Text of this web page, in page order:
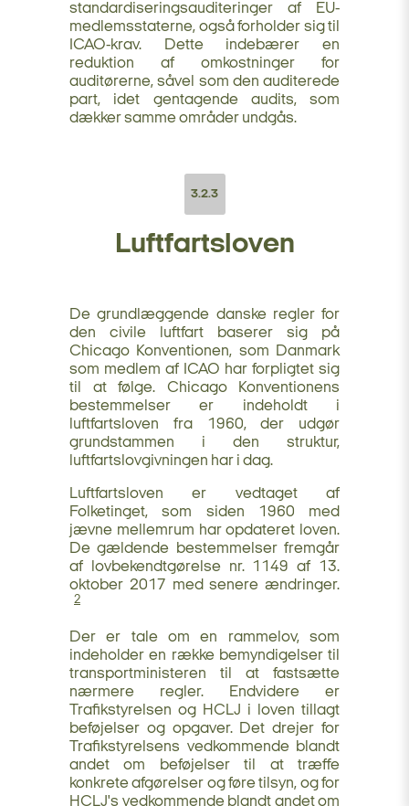
standardiseringsauditeringer af EU-
medlemsstaterne, også forholder sig til
ICAO-krav. Dette indebærer en
reduktion af omkostninger for
auditørerne, såvel som den auditerede
part, idet gentagende audits, som
dækker samme områder undgås.
3.2.3
Luftfartsloven
De grundlæggende danske regler for
den civile luftfart baserer sig på
Chicago Konventionen, som Danmark
som medlem af ICAO har forpligtet sig
til at følge. Chicago Konventionens
bestemmelser er indeholdt i
luftfartsloven fra 1960, der udgør
grundstammen i den struktur,
luftfartslovgivningen har i dag.
Luftfartsloven er vedtaget af
Folketinget, som siden 1960 med
jævne mellemrum har opdateret loven.
De gældende bestemmelser fremgår
af lovbekendtgørelse nr. 1149 af 13.
oktober 2017 med senere ændringer.
2
Der er tale om en rammelov, som
indeholder en række bemyndigelser til
transportministeren til at fastsætte
nærmere regler. Endvidere er
Trafikstyrelsen og HCLJ i loven tillagt
beføjelser og opgaver. Det drejer for
Trafikstyrelsens vedkommende blandt
andet om beføjelser til at træffe
konkrete afgørelser og føre tilsyn, og for
HCLJ's vedkommende blandt andet om